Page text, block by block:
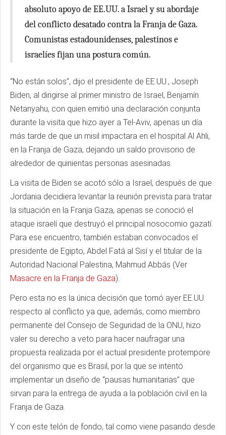
absoluto apoyo de EE.UU. a Israel y su abordaje
del conflicto desatado contra la Franja de Gaza.
Comunistas estadounidenses, palestinos e
israelíes fijan una postura común.
“No están solos”, dijo el presidente de EE.UU., Joseph
Biden, al dirigirse al primer ministro de Israel, Benjamín
Netanyahu, con quien emitió una declaración conjunta
durante la visita que hizo ayer a Tel-Aviv, apenas un día
más tarde de que un misil impactara en el hospital Al Ahli,
en la Franja de Gaza, dejando un saldo provisorio de
alrededor de quinientas personas asesinadas.
La visita de Biden se acotó sólo a Israel, después de que
Jordania decidiera levantar la reunión prevista para tratar
la situación en la Franja Gaza, apenas se conoció el
ataque israelí que destruyó el principal nosocomio gazatí.
Para ese encuentro, también estaban convocados el
presidente de Egipto, Abdel Fatá al Sisí y el titular de la
Autoridad Nacional Palestina, Mahmud Abbás (Ver
Masacre en la Franja de Gaza).
Pero esta no es la única decisión que tomó ayer EE.UU.
respecto al conflicto ya que, además, como miembro
permanente del Consejo de Seguridad de la ONU, hizo
valer su derecho a veto para hacer naufragar una
propuesta realizada por el actual presidente protempore
del organismo que es Brasil, por la que se intentó
implementar un diseño de “pausas humanitarias” que
sirvan para la entrega de ayuda a la población civil en la
Franja de Gaza.
Y con este telón de fondo, tal como viene pasando desde